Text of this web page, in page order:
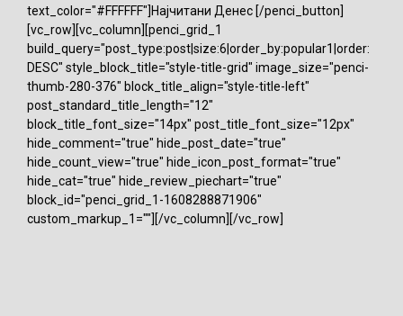
text_color="#FFFFFF"]Најчитани Денес [/penci_button]
[vc_row][vc_column][penci_grid_1
build_query="post_type:post|size:6|order_by:popular1|order:
DESC" style_block_title="style-title-grid" image_size="penci-
thumb-280-376" block_title_align="style-title-left"
post_standard_title_length="12"
block_title_font_size="14px" post_title_font_size="12px"
hide_comment="true" hide_post_date="true"
hide_count_view="true" hide_icon_post_format="true"
hide_cat="true" hide_review_piechart="true"
block_id="penci_grid_1-1608288871906"
custom_markup_1=""][/vc_column][/vc_row]